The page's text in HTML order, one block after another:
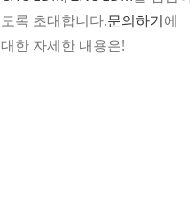
도록 초대합니다.문의하기에
대한 자세한 내용은!